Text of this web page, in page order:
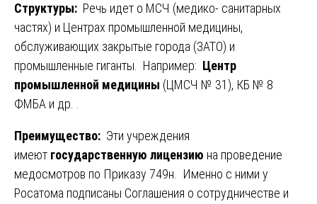
Структуры: Речь идет о МСЧ (медико- санитарных
частях) и Центрах промышленной медицины,
обслуживающих закрытые города (ЗАТО) и
промышленные гиганты. Например: Центр
промышленной медицины (ЦМСЧ № 31), КБ № 8
ФМБА и др. .
Преимущество: Эти учреждения
имеют государственную лицензию на проведение
медосмотров по Приказу 749н. Именно с ними у
Росатома подписаны Соглашения о сотрудничестве и